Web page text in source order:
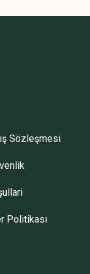
Sözleşmesi
Politikası